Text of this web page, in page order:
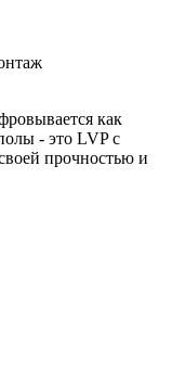
как
- это LVP с
прочностью и